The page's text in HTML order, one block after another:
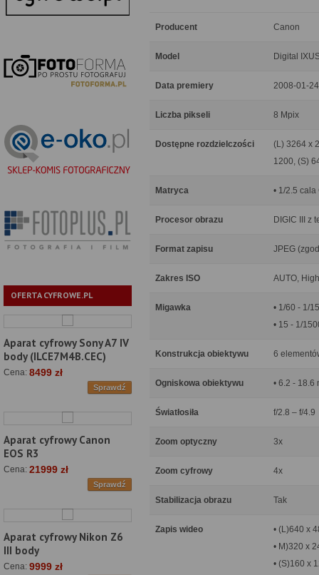
OFERTA CYFROWE.PL
Aparat cyfrowy Sony A7 IV
body (ILCE7M4B.CEC)
Cena: 8499 zł
Sprawdź
Aparat cyfrowy Canon
EOS R3
Cena: 21999 zł
Sprawdź
Aparat cyfrowy Nikon Z6
III body
Cena: 9999 zł
Producent Canon
Model Digital
Data premiery 2008-01-24
Liczba pikseli 8 Mpix
Dostępne rozdzielczości
(L) 3264 x
1200, (S)
Matryca • 1/2.5 cala
Procesor obrazu DIGIC III z
Format zapisu JPEG
Zakres ISO AUTO,
Migawka
• 1/60 - 1/
• 15 - 1/
Konstrukcja obiektywu 6
Ogniskowa obiektywu • 6.2 -
Światłosiła f/2.8 – f/4.9
Zoom optyczny 3x
Zoom cyfrowy 4x
Stabilizacja obrazu Tak
Zapis wideo
• (L)640 x
• M)320 x
• (S)160 x